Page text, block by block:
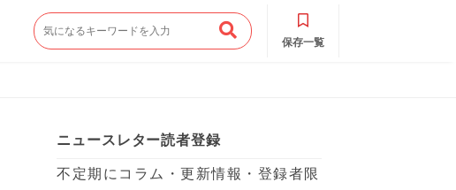
保存一覧
ニュースレター読者登録
不定期にコラム・更新情報・登録者限